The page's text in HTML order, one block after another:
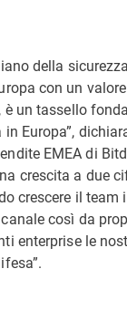
della
con un
è un tassello
Europa”,
EMEA di
crescita a due
crescere il team
così da
enterprise le